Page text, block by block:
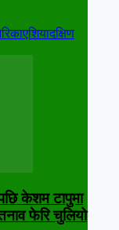
एशियादक्षिण
केशम टापुमा
फेरि चुलियो